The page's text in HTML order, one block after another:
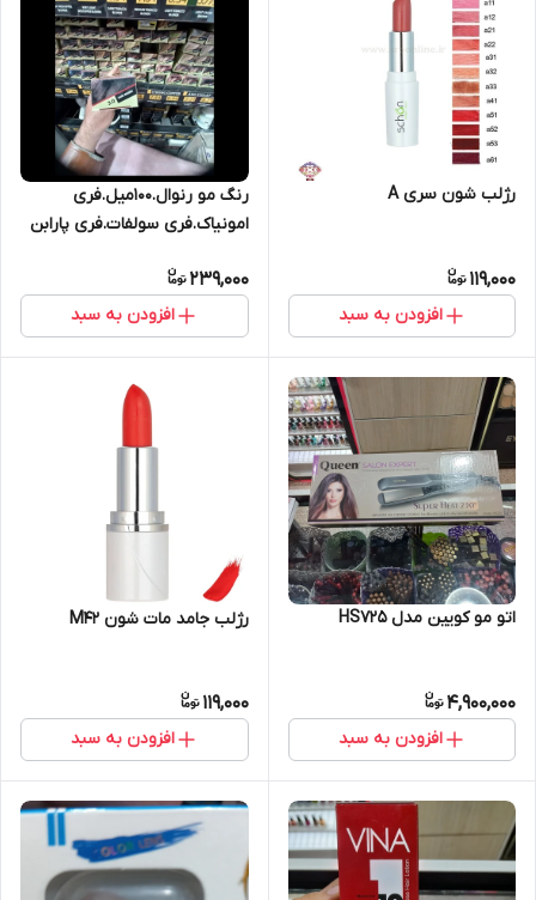
رژلب شون سری A
119,000
افزودن به سبد
رنگ مو رنوال.100میل.فری
امونیاک.فری سولفات.فری پارابن
239,000
افزودن به سبد
اتو مو کویین مدل HS725
4,900,000
افزودن به سبد
رژلب جامد مات شون M42
119,000
افزودن به سبد